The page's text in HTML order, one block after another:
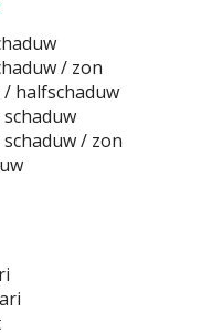
/ zon
/ halfschaduw
/ zon